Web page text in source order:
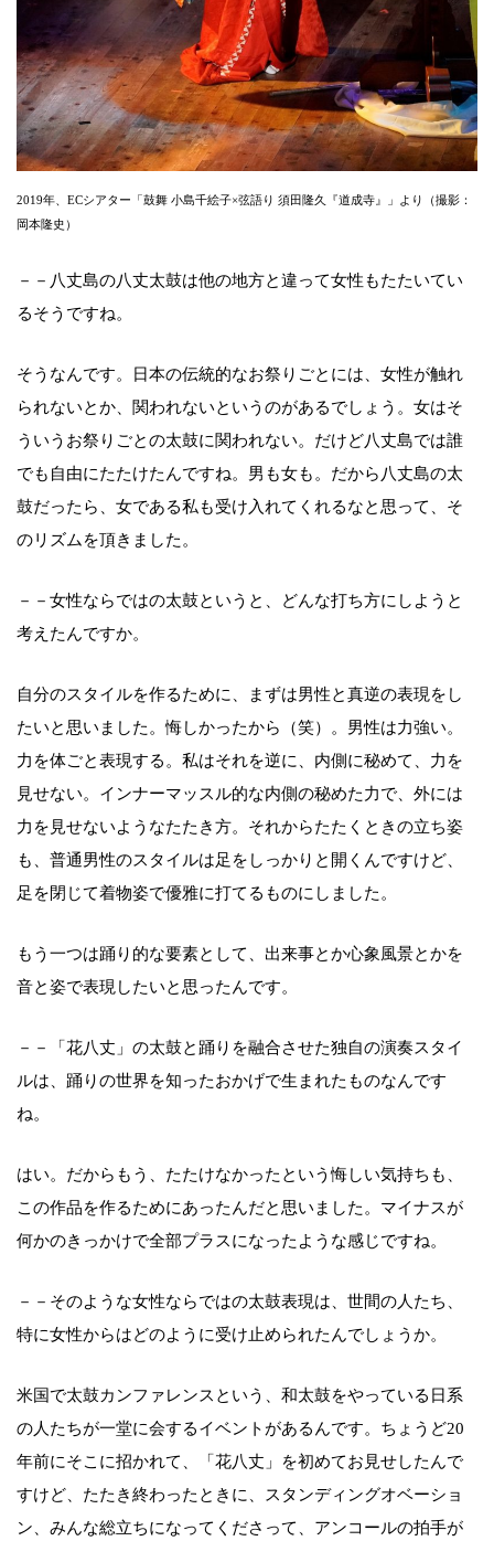
2019年、ECシアター「鼓舞 小島千絵子×弦語り 須田隆久『道成寺』」より（撮影：
岡本隆史）
－－八丈島の八丈太鼓は他の地方と違って女性もたたいてい
るそうですね。
そうなんです。日本の伝統的なお祭りごとには、女性が触れ
られないとか、関われないというのがあるでしょう。女はそ
ういうお祭りごとの太鼓に関われない。だけど八丈島では誰
でも自由にたたけたんですね。男も女も。だから八丈島の太
鼓だったら、女である私も受け入れてくれるなと思って、そ
のリズムを頂きました。
－－女性ならではの太鼓というと、どんな打ち方にしようと
考えたんですか。
自分のスタイルを作るために、まずは男性と真逆の表現をし
たいと思いました。悔しかったから（笑）。男性は力強い。
力を体ごと表現する。私はそれを逆に、内側に秘めて、力を
見せない。インナーマッスル的な内側の秘めた力で、外には
力を見せないようなたたき方。それからたたくときの立ち姿
も、普通男性のスタイルは足をしっかりと開くんですけど、
足を閉じて着物姿で優雅に打てるものにしました。
もう一つは踊り的な要素として、出来事とか心象風景とかを
音と姿で表現したいと思ったんです。
－－「花八丈」の太鼓と踊りを融合させた独自の演奏スタイ
ルは、踊りの世界を知ったおかげで生まれたものなんです
ね。
はい。だからもう、たたけなかったという悔しい気持ちも、
この作品を作るためにあったんだと思いました。マイナスが
何かのきっかけで全部プラスになったような感じですね。
－－そのような女性ならではの太鼓表現は、世間の人たち、
特に女性からはどのように受け止められたんでしょうか。
米国で太鼓カンファレンスという、和太鼓をやっている日系
の人たちが一堂に会するイベントがあるんです。ちょうど20
年前にそこに招かれて、「花八丈」を初めてお見せしたんで
すけど、たたき終わったときに、スタンディングオベーショ
ン、みんな総立ちになってくださって、アンコールの拍手が